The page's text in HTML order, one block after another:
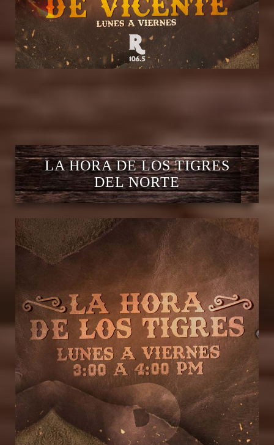
LA HORA DE LOS TIGRES
DEL NORTE